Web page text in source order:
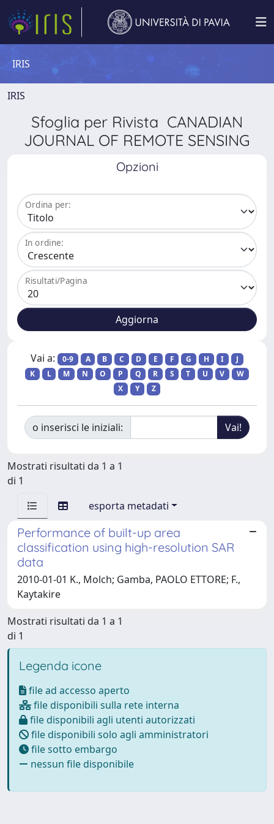
IRIS
IRIS
Sfoglia per Rivista CANADIAN
JOURNAL OF REMOTE SENSING
Opzioni
Ordina per:
In ordine:
Risultati/Pagina
Vai a: 0-9 A B C D E F G H I
J
K
L M N O P Q R S T U V
W
X
Y Z
o inserisci le iniziali:
Mostrati risultati da 1 a 1
di 1
esporta metadati
Performance of built-up area
classification using high-resolution SAR
data
2010-01-01 K., Molch; Gamba, PAOLO ETTORE; F.,
Kaytakire
Mostrati risultati da 1 a 1
di 1
Legenda icone
file ad accesso aperto
file disponibili sulla rete interna
file disponibili agli utenti autorizzati
file disponibili solo agli amministratori
file sotto embargo
nessun file disponibile